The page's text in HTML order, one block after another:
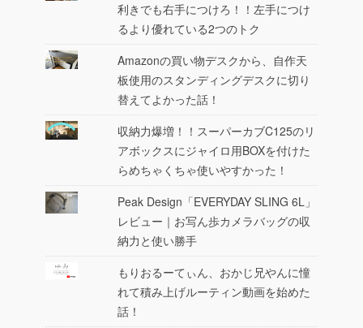
利きでも右手につけろ！！左手につけ
るより優れている2つのトク
Amazonの買い物デスクから、自作天
板使用のスタンディングデスクに切り
替えてよかった話！
収納力爆増！！スーパーカブC125のリ
アボックスにジャイロ用BOXを付けた
らめちゃくちゃ使いやすかった！
Peak Design「EVERYDAY SLING 6L」
レビュー｜お写ん歩カメラバッグの収
納力と使い勝手
もりおるーてぃん、おかじ兄やんに憧
れて積み上げルーティン動画を始めた
話！